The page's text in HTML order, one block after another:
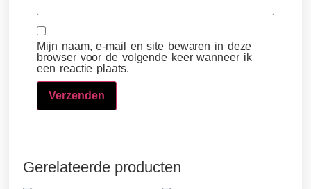
Mijn naam, e-mail en site bewaren in deze
browser voor de volgende keer wanneer ik
een reactie plaats.
Gerelateerde producten